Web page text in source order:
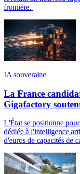
frontière.
IA souveraine
La France
Gigafactory
L'État se positionne
dédiée à l'intelligence
d'euros de capacités de